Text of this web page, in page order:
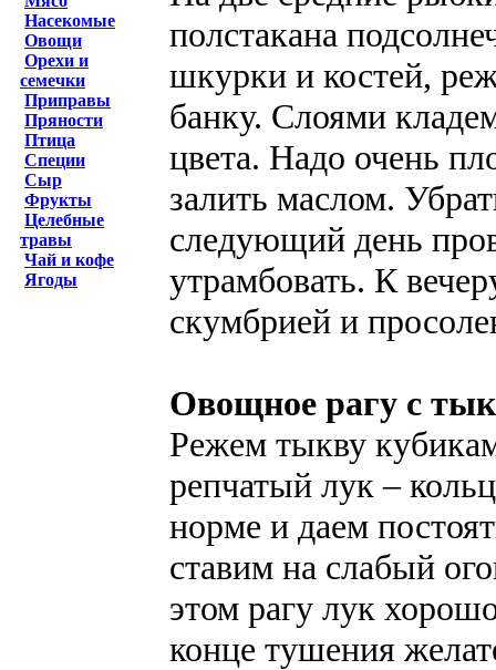
Насекомые
Овощи
Орехи и
семечки
Приправы
Пряности
Птица
Специи
Сыр
Фрукты
Целебные
травы
Чай и кофе
Ягоды
полстакана
шкурки и костей,
банку. Слоями
цвета. Надо очень
залить маслом.
следующий день
утрамбовать. К
скумбрией и
Овощное рагу с
Режем тыкву
репчатый лук –
норме и даем
ставим на слабый
этом рагу лук
конце тушения